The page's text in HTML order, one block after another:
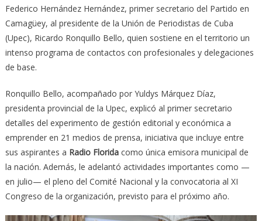
Federico Hernández Hernández, primer secretario del Partido en
Camagüey, al presidente de la Unión de Periodistas de Cuba
(Upec), Ricardo Ronquillo Bello, quien sostiene en el territorio un
intenso programa de contactos con profesionales y delegaciones
de base.
Ronquillo Bello, acompañado por Yuldys Márquez Díaz,
presidenta provincial de la Upec, explicó al primer secretario
detalles del experimento de gestión editorial y económica a
emprender en 21 medios de prensa, iniciativa que incluye entre
sus aspirantes a Radio Floridacomo única emisora municipal de
la nación. Además, le adelantó actividades importantes como —
en julio— el pleno del Comité Nacional y la convocatoria al XI
Congreso de la organización, previsto para el próximo año.